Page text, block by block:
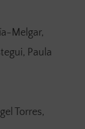
Melgar,
Paula
Torres,